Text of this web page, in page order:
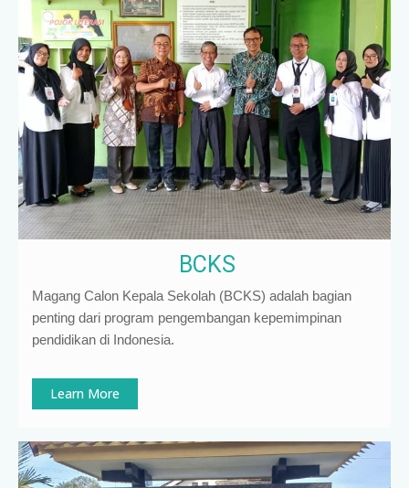
BCKS
Magang Calon Kepala Sekolah (BCKS) adalah bagian
penting dari program pengembangan kepemimpinan
pendidikan di Indonesia.
Learn More